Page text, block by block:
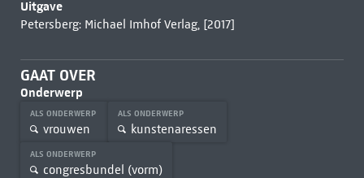
Uitgave
Petersberg: Michael Imhof Verlag, [2017]
GAAT OVER
Onderwerp
ALS ONDERWERP
vrouwen
ALS ONDERWERP
kunstenaressen
ALS ONDERWERP
congresbundel (vorm)